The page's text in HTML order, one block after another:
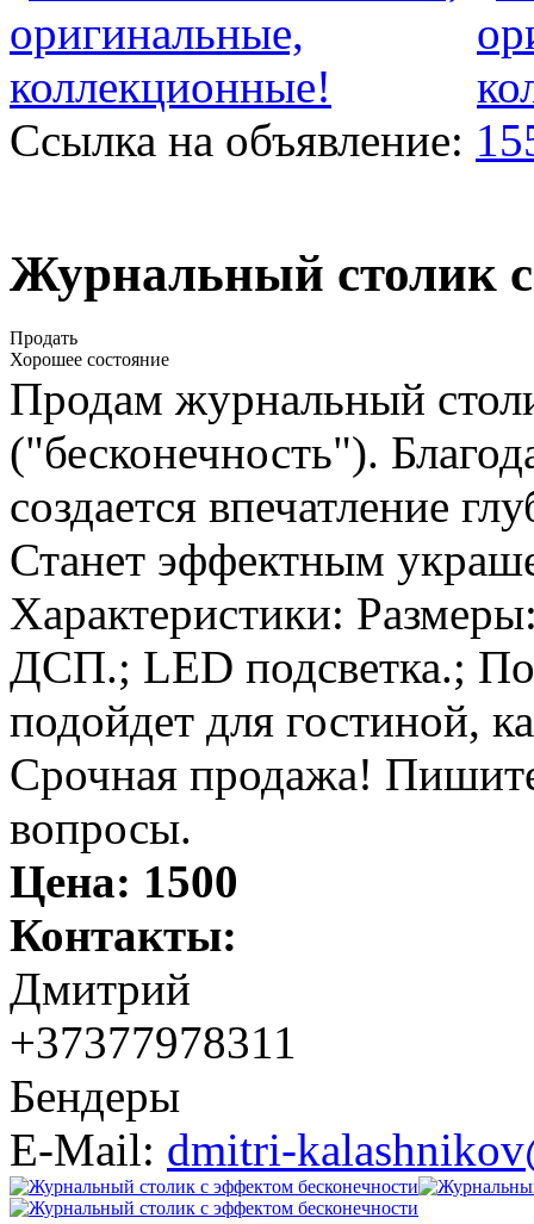
Ссылка на объявление:
Журнальный столик
Продать
Хорошее состояние
Продам журнальный
("бесконечность").
создается впечатление
Станет эффектным
Характеристики:
ДСП.; LED подсветка.;
подойдет для гостиной,
Срочная продажа!
вопросы.
Цена: 1500
Контакты:
Дмитрий
+37377978311
Бендеры
E-Mail: dmitri-